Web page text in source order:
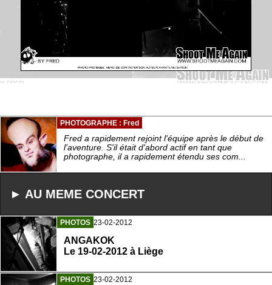
PHOTOGRAPHE : Fred
Fred a rapidement rejoint l'équipe après le début de
l'aventure. S'il était d'abord actif en tant que
photographe, il a rapidement étendu ses com...
► AU MEME CONCERT
PHOTOS 23-02-2012
ANGAKOK
Le 19-02-2012 à Liège
PHOTOS 23-02-2012